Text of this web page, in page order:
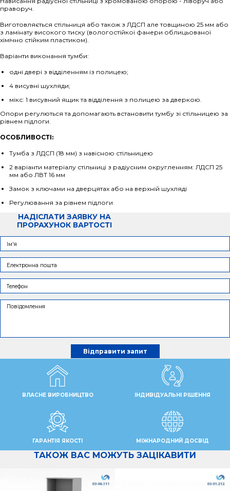
праворуч.
Виготовляється стільниця або також з ЛДСП але товщиною 25 мм або
з ламінату високого тиску (вологостійкої фанери облицьованої
хімічно стійким пластиком).
Варіанти виконання тумби:
одні двері з відділенням із полицею;
4 висувні шухляди;
мікс: 1 висувний ящик та відділення з полицею за дверкою.
Опори регулються та допомагають встановити тумбу зі стільницею за
рівнем підлоги.
ОСОБЛИВОСТІ:
Тумба з ЛДСП (18 мм) з навісною стільницею
2 варіанти матеріалу стільниці з радіусним округленням: ЛДСП 25
мм або ЛВТ 16 мм
Замок з ключами на дверцятах або на верхній шухляді
Регулювання за рівнем підлоги
НАДІСЛАТИ ЗАЯВКУ НА
ПРОРАХУНОК ВАРТОСТІ
ВЛАСНЕ ВИРОБНИЦТВО ІНДИВІДУАЛЬНІ РІШЕННЯ
ГАРАНТІЯ ЯКОСТІ МІЖНАРОДНИЙ ДОСВІД
ТАКОЖ ВАС МОЖУТЬ ЗАЦІКАВИТИ